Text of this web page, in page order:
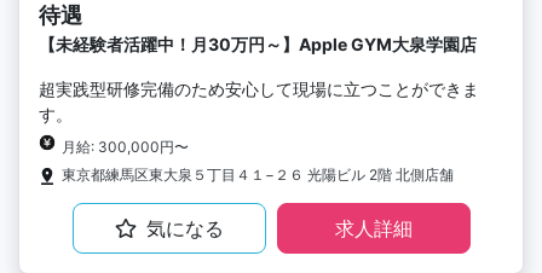
待遇
【未経験者活躍中！月30万円～】Apple GYM大泉学園店
超実践型研修完備のため安心して現場に立つことができま
す。
月給: 300,000円〜
東京都練馬区東大泉５丁目４１−２６ 光陽ビル 2階 北側店舗
気になる 求人詳細